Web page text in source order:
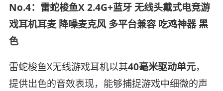
No.4：雷蛇梭鱼X 2.4G+蓝牙 无线头戴式电竞游
戏耳机耳麦 降噪麦克风 多平台兼容 吃鸡神器 黑
色
雷蛇梭鱼X无线游戏耳机以其40毫米驱动单元，
提供出色的音效表现，能够捕捉游戏中细微的声